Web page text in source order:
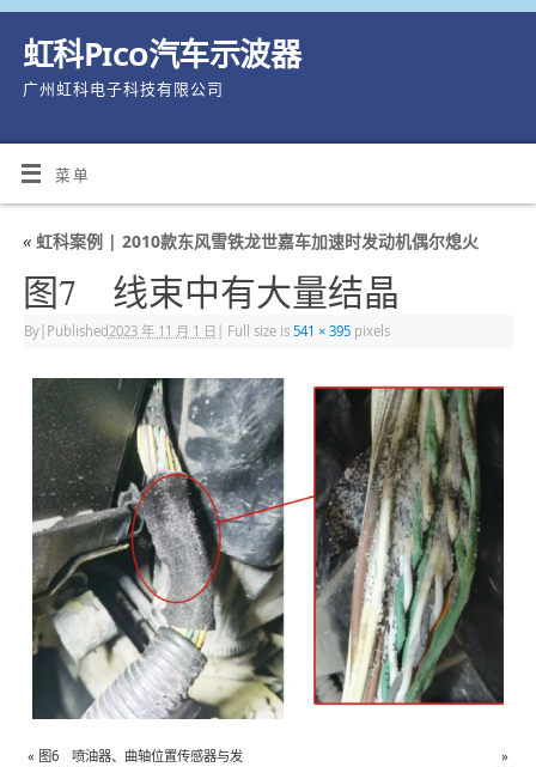
虹科Pico汽车示波器
广州虹科电子科技有限公司
菜单
«虹科案例 | 2010款东风雪铁龙世嘉车加速时发动机偶尔熄火
图7 线束中有大量结晶
By| Published 2023 年 11 月 1 日 Full size is 541 × 395pixels
« 图6 喷油器、曲轴位置传感器与发
»